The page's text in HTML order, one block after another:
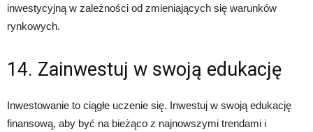
inwestycyjną w zależności od zmieniających się warunków
rynkowych.
14. Zainwestuj w swoją edukację
Inwestowanie to ciągłe uczenie się. Inwestuj w swoją edukację
finansową, aby być na bieżąco z najnowszymi trendami i